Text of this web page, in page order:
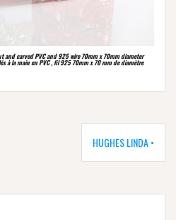
and carved PVC and 925 wire 70mm x 70mm diameter
à la main en PVC , fil 925 70mm x 70 mm de diamètre
HUGHES LINDA •